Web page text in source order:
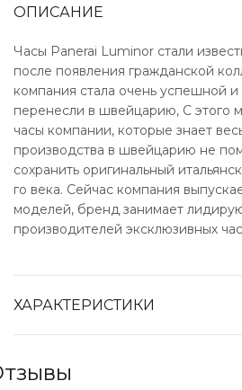
ОПИСАНИЕ
Часы Panerai Luminor стали
после появления гражданской
компания стала очень успешной
перенесли в швейцарию, С этого
часы компании, которые знает
производства в швейцарию не
сохранить оригинальный
го века. Сейчас компания
моделей, бренд занимает
производителей эксклюзивных
ХАРАКТЕРИСТИКИ